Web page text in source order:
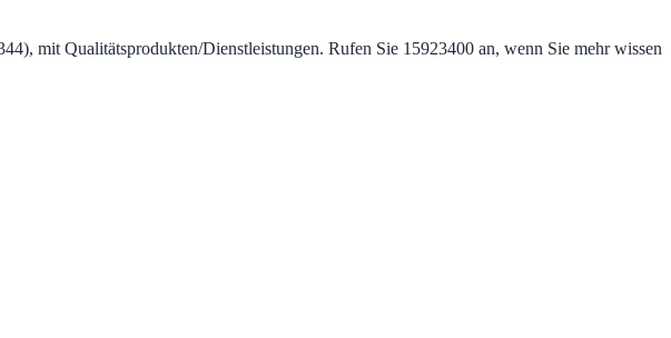
mit Qualitätsprodukten/Dienstleistungen. Rufen Sie 15923400 an, wenn Sie mehr wissen